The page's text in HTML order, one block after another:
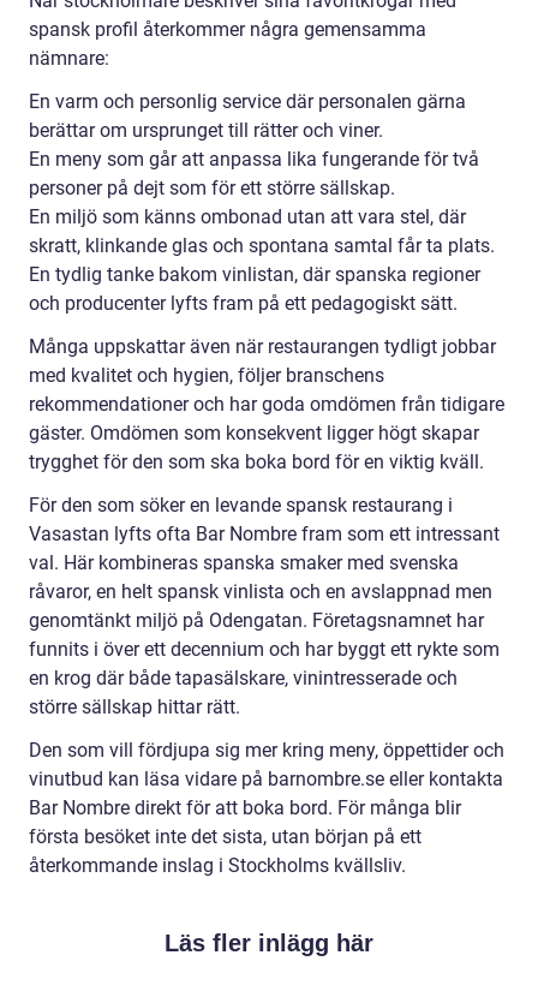
spansk profil återkommer några gemensamma
nämnare:
En varm och personlig service där personalen gärna
berättar om ursprunget till rätter och viner.
En meny som går att anpassa lika fungerande för två
personer på dejt som för ett större sällskap.
En miljö som känns ombonad utan att vara stel, där
skratt, klinkande glas och spontana samtal får ta plats.
En tydlig tanke bakom vinlistan, där spanska regioner
och producenter lyfts fram på ett pedagogiskt sätt.
Många uppskattar även när restaurangen tydligt jobbar
med kvalitet och hygien, följer branschens
rekommendationer och har goda omdömen från tidigare
gäster. Omdömen som konsekvent ligger högt skapar
trygghet för den som ska boka bord för en viktig kväll.
För den som söker en levande spansk restaurang i
Vasastan lyfts ofta Bar Nombre fram som ett intressant
val. Här kombineras spanska smaker med svenska
råvaror, en helt spansk vinlista och en avslappnad men
genomtänkt miljö på Odengatan. Företagsnamnet har
funnits i över ett decennium och har byggt ett rykte som
en krog där både tapasälskare, vinintresserade och
större sällskap hittar rätt.
Den som vill fördjupa sig mer kring meny, öppettider och
vinutbud kan läsa vidare på barnombre.se eller kontakta
Bar Nombre direkt för att boka bord. För många blir
första besöket inte det sista, utan början på ett
återkommande inslag i Stockholms kvällsliv.
Läs fler inlägg här